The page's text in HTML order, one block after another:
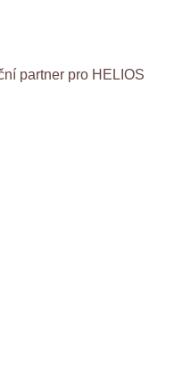
partner pro HELIOS